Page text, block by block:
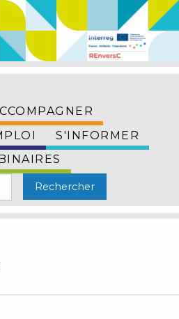
S'INFORMER